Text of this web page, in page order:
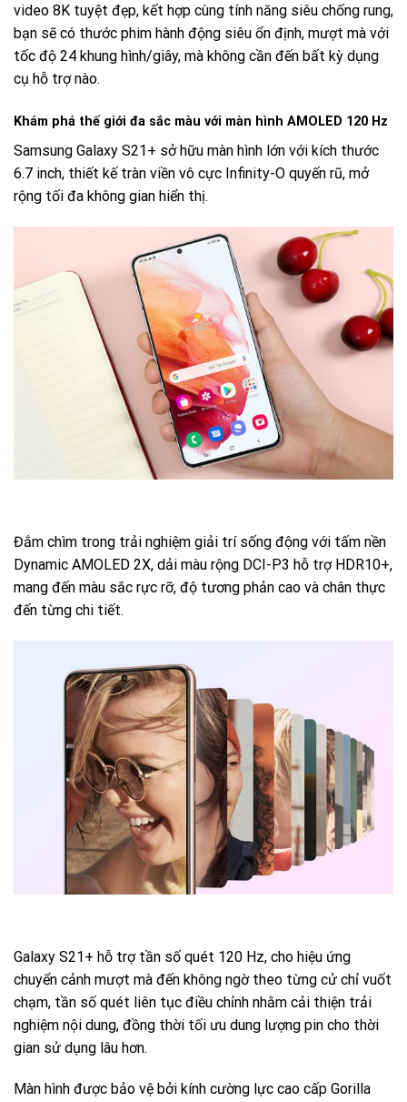
video 8K tuyệt đẹp, kết hợp cùng tính năng siêu chống rung,
bạn sẽ có thước phim hành động siêu ổn định, mượt mà với
tốc độ 24 khung hình/giây, mà không cần đến bất kỳ dụng
cụ hỗ trợ nào.
Khám phá thế giới đa sắc màu với màn hình AMOLED 120 Hz
Samsung Galaxy S21+ sở hữu màn hình lớn với kích thước
6.7 inch, thiết kế tràn viền vô cực Infinity-O quyến rũ, mở
rộng tối đa không gian hiển thị.
Đắm chìm trong trải nghiệm giải trí sống động với tấm nền
Dynamic AMOLED 2X, dải màu rộng DCI-P3 hỗ trợ HDR10+,
mang đến màu sắc rực rỡ, độ tương phản cao và chân thực
đến từng chi tiết.
Galaxy S21+ hỗ trợ tần số quét 120 Hz, cho hiệu ứng
chuyển cảnh mượt mà đến không ngờ theo từng cử chỉ vuốt
chạm, tần số quét liên tục điều chỉnh nhằm cải thiện trải
nghiệm nội dung, đồng thời tối ưu dung lượng pin cho thời
gian sử dụng lâu hơn.
Màn hình được bảo vệ bởi kính cường lực cao cấp Gorilla